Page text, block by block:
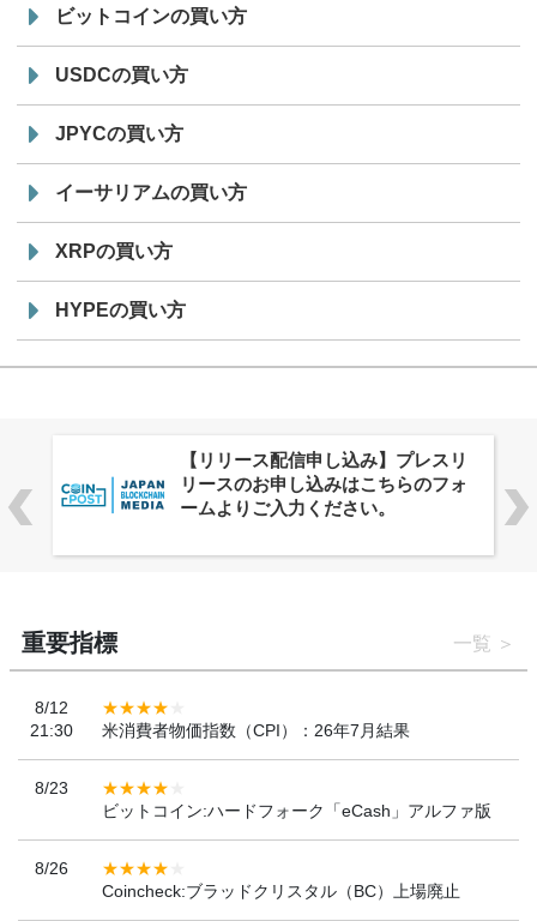
ビットコインの買い方
USDCの買い方
JPYCの買い方
イーサリアムの買い方
XRPの買い方
HYPEの買い方
株式会社PlnX、アジア最大級のグロ
ーバルWeb3カンファレンス
「WebX2026」とのコラボレーショ
重要指標 一覧
8/12
21:30
米消費者物価指数（CPI）：26年7月結果
8/23
ビットコイン:ハードフォーク「eCash」アルファ版
8/26
Coincheck:ブラッドクリスタル（BC）上場廃止